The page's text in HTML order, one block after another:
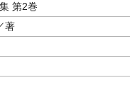
第2巻
著